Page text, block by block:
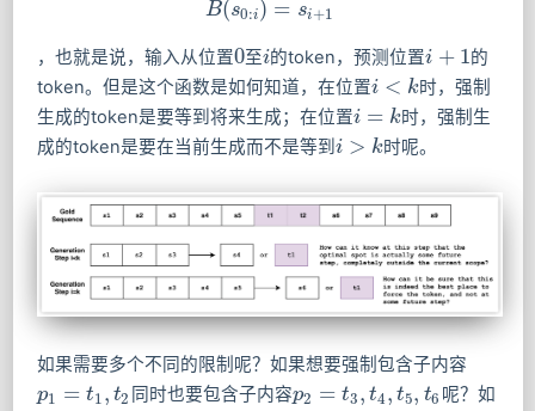
B(s0:i) = si+1
B (s0 i =s +1
，也就是说，输入从位置0
0至i
i 的token，预测位置i + 1
i+1
的
token。但是这个函数是如何知道，在位置i < k
i<k
时，强制
生成的token是要等到将来生成；在位置i = k
i=k
时，强制生
成的token是要在当前生成而不是等到 i > k
i>k 时呢。
如果需要多个不同的限制呢？如果想要强制包含子内容
p1 = t1, t2
p1 =t1 t2 同时也要包含子内容p2 = t3, t4, t5, t6
p2 =t3,t4, t5,t 6 呢？如